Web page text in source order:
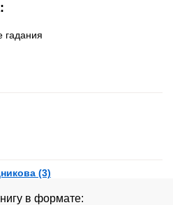
гадания
(3)
в формате: